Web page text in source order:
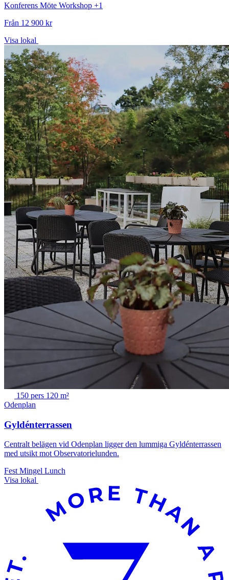
Konferens Möte Workshop +1
Från 12 900 kr
Visa lokal
150 pers 120 m²
Odenplan
Gyldénterrassen
Centralt belägen vid Odenplan ligger den lummiga Gyldénterrassen
med utsikt mot Observatorielunden.
FestMingel Lunch
Visa lokal